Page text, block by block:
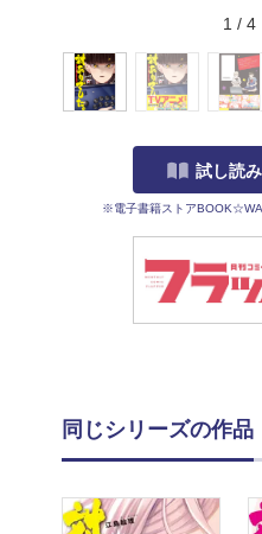
1 / 4
試し読
※電子書籍ストア
同じシリーズの作品